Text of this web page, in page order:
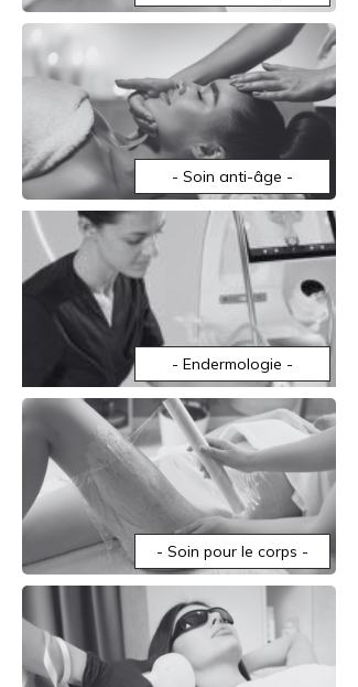
- Soin anti-âge -
- Endermologie -
- Soin pour le corps -